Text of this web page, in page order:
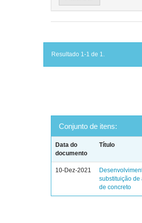
Resultado 1-1 de 1.
Conjunto de itens:
Data do
documento
Título
10-Dez-2021
substituição
de concreto